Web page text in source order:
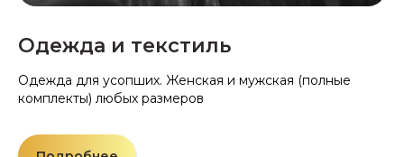
Одежда и текстиль
Одежда для усопших. Женская и мужская (полные
комплекты) любых размеров